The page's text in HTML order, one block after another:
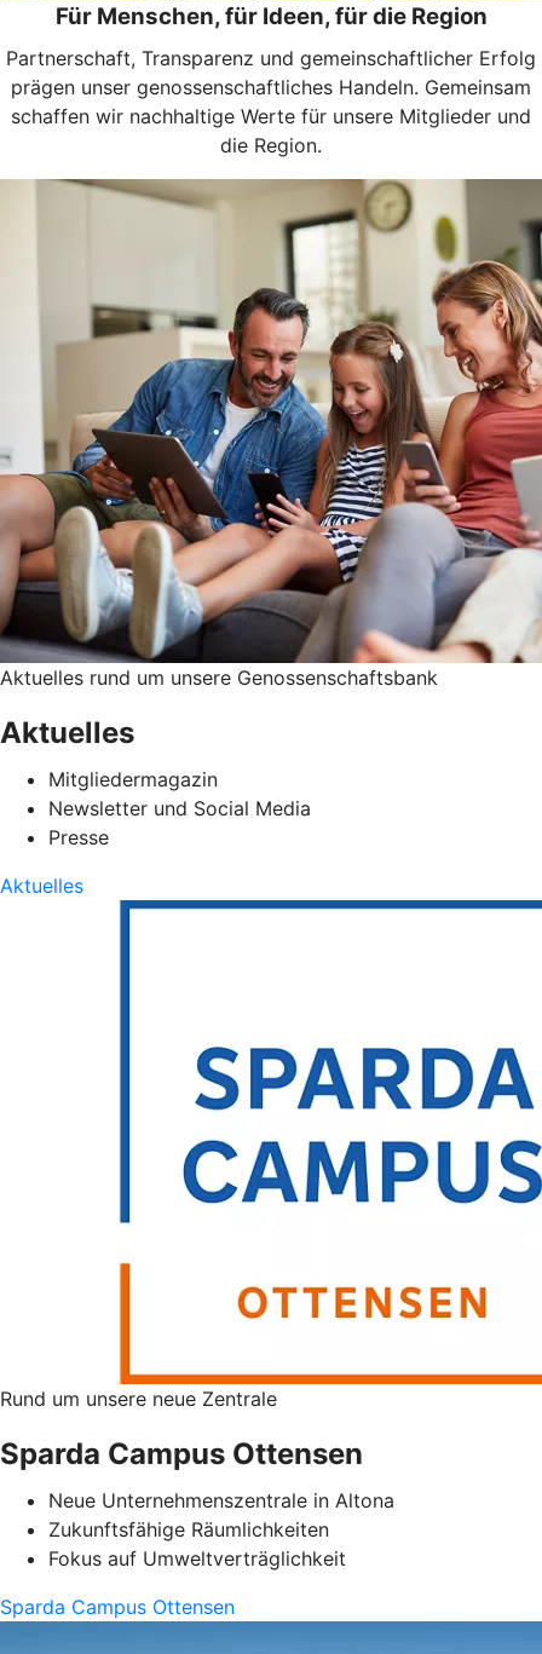
Für Menschen, für Ideen, für die Region
Partnerschaft, Transparenz und gemeinschaftlicher Erfolg
prägen unser genossenschaftliches Handeln. Gemeinsam
schaffen wir nachhaltige Werte für unsere Mitglieder und
die Region.
Aktuelles rund um unsere Genossenschaftsbank
Aktuelles
Mitgliedermagazin
Newsletter und Social Media
Presse
Aktuelles
Rund um unsere neue Zentrale
Sparda Campus Ottensen
Neue Unternehmenszentrale in Altona
Zukunftsfähige Räumlichkeiten
Fokus auf Umweltverträglichkeit
Sparda Campus Ottensen